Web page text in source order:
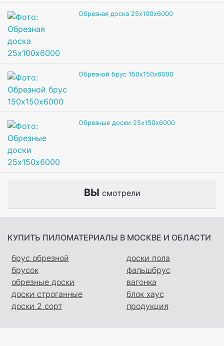
Обрезная доска 25х100х6000
Обрезной брус 150х150х6000
Обрезные доски 25х150х6000
ВЫ смотрели
КУПИТЬ ПИЛОМАТЕРИАЛЫ В МОСКВЕ И ОБЛАСТИ
брус обрезной
брусок
обрезные доски
доски строганные
доски 2 сорт
доски пола
фальшбрус
вагонка
блок хаус
продукция